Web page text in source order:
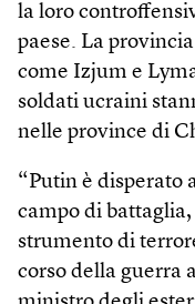
la loro
paese. La
come Izjum e
soldati ucraini
nelle province di
“Putin è disperato
campo di
strumento di
corso della guerra